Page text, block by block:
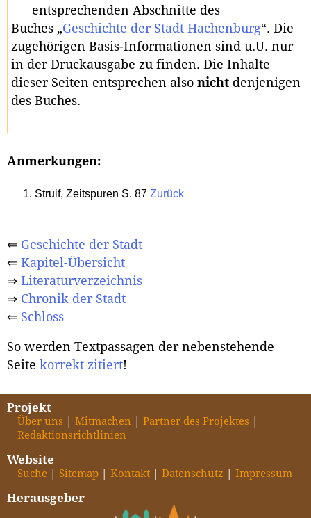
entsprechenden Abschnitte des
Buches „Geschichte der Stadt Hachenburg“. Die
zugehörigen Basis-Informationen sind u.U. nur
in der Druckausgabe zu finden. Die Inhalte
dieser Seiten entsprechen also nicht denjenigen
des Buches.
Anmerkungen:
Struif, Zeitspuren S. 87 Zurück
⇐ Geschichte der Stadt
⇐ Kapitel-Übersicht
⇒ Literaturverzeichnis
⇒ Chronik der Stadt
⇐ Schloss
So werden Textpassagen der nebenstehende
Seite korrekt zitiert!
Projekt
Über uns Mitmachen
Partner des Projektes
Redaktionsrichtlinien
Website
Suche Sitemap Kontakt Datenschutz Impressum
Herausgeber